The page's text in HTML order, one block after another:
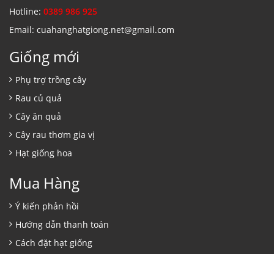
Hotline: 0389 986 925
Email: cuahanghatgiong.net@gmail.com
Giống mới
Phụ trợ trồng cây
Rau củ quả
Cây ăn quả
Cây rau thơm gia vị
Hạt giống hoa
Mua Hàng
Ý kiến phản hồi
Hướng dẫn thanh toán
Cách đặt hạt giống